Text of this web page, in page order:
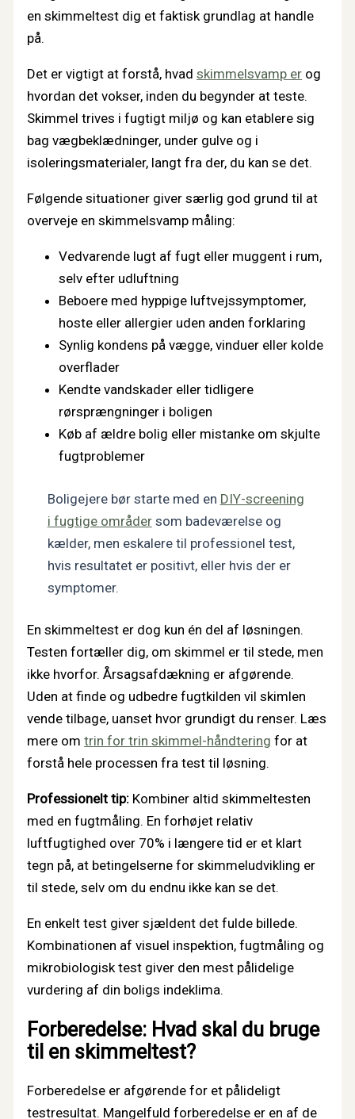
en skimmeltest dig et faktisk grundlag at handle
på.
Det er vigtigt at forstå, hvadskimmelsvamp er og
hvordan det vokser, inden du begynder at teste.
Skimmel trives i fugtigt miljø og kan etablere sig
bag vægbeklædninger, under gulve og i
isoleringsmaterialer, langt fra der, du kan se det.
Følgende situationer giver særlig god grund til at
overveje en skimmelsvamp måling:
Vedvarende lugt af fugt eller muggent i rum,
selv efter udluftning
Beboere med hyppige luftvejssymptomer,
hoste eller allergier uden anden forklaring
Synlig kondens på vægge, vinduer eller kolde
overflader
Kendte vandskader eller tidligere
rørsprængninger i boligen
Køb af ældre bolig eller mistanke om skjulte
fugtproblemer
Boligejere bør starte med en DIY-screening
i fugtige områdersom badeværelse og
kælder, men eskalere til professionel test,
hvis resultatet er positivt, eller hvis der er
symptomer.
En skimmeltest er dog kun én del af løsningen.
Testen fortæller dig, om skimmel er til stede, men
ikke hvorfor. Årsagsafdækning er afgørende.
Uden at finde og udbedre fugtkilden vil skimlen
vende tilbage, uanset hvor grundigt du renser. Læs
mere omtrin for trin skimmel-håndtering for at
forstå hele processen fra test til løsning.
Professionelt tip: Kombiner altid skimmeltesten
med en fugtmåling. En forhøjet relativ
luftfugtighed over 70% i længere tid er et klart
tegn på, at betingelserne for skimmeludvikling er
til stede, selv om du endnu ikke kan se det.
En enkelt test giver sjældent det fulde billede.
Kombinationen af visuel inspektion, fugtmåling og
mikrobiologisk test giver den mest pålidelige
vurdering af din boligs indeklima.
Forberedelse: Hvad skal du bruge
til en skimmeltest?
Forberedelse er afgørende for et pålideligt
testresultat. Mangelfuld forberedelse er en af de